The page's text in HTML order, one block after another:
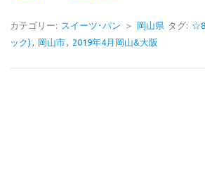
e
b
e
カテゴリー: スイーツ･パン ＞ 岡山県 タグ: ☆8
ック) , 岡山市, 2019年4月岡山&大阪